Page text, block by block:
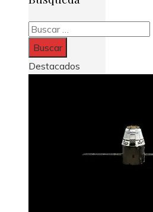
Buscar:
Destacados